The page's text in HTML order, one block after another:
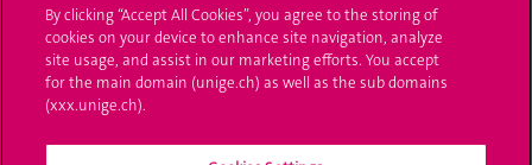
UNIGE Mobile
Médias
Offres d'emploi
By clicking “Accept All Cookies”, you agree to the storing of
cookies on your device to enhance site navigation, analyze
site usage, and assist in our marketing efforts. You accept
for the main domain (unige.ch) as well as the sub domains
(xxx.unige.ch).